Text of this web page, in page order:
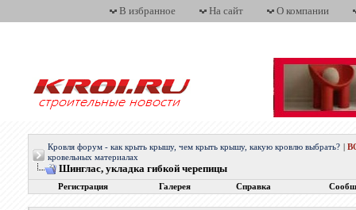
В избранное На сайт О компании
Кровля форум - как крыть крышу, чем крыть крышу, какую кровлю выбрать?
кровельных материалах
Шинглас, укладка гибкой черепицы
Регистрация Галерея Справка